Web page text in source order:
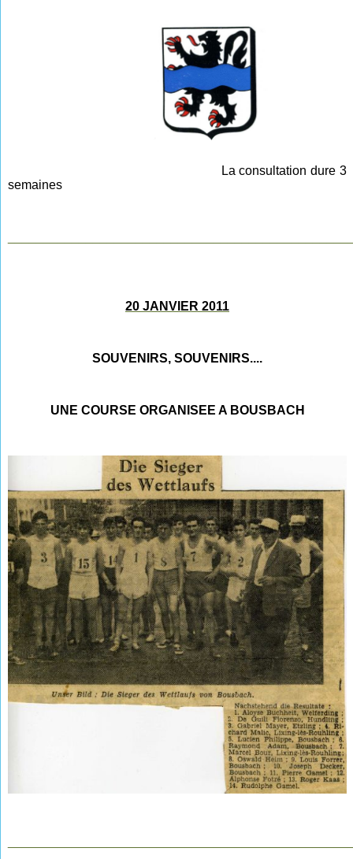
La consultation dure 3
semaines
20 JANVIER 2011
SOUVENIRS, SOUVENIRS....
UNE COURSE ORGANISEE A BOUSBACH